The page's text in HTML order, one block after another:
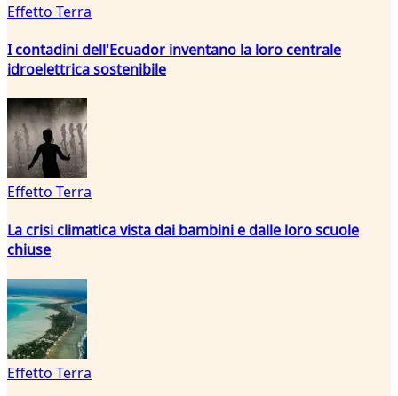
Effetto Terra
I contadini dell'Ecuador inventano la loro centrale
idroelettrica sostenibile
Effetto Terra
La crisi climatica vista dai bambini e dalle loro scuole
chiuse
Effetto Terra